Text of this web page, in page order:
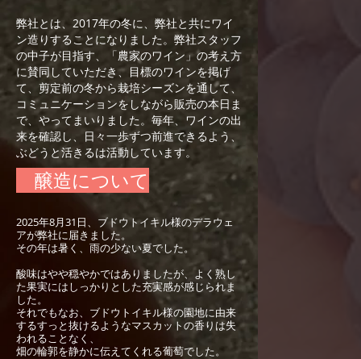
弊社とは、2017年の冬に、弊社と共にワイ
ン造りすることになりました。弊社スタッフ
の中子が目指す、「農家のワイン」の考え方
に賛同していただき、目標のワインを掲げ
て、剪定前の冬から栽培シーズンを通して、
コミュニケーションをしながら販売の本日ま
で、やってまいりました。毎年、ワインの出
来を確認し、日々一歩ずつ前進できるよう、
ぶどうと活きるは活動しています。
醸造について
2025年8月31日、ブドウトイキル様のデラウェ
アが弊社に届きました。
その年は暑く、雨の少ない夏でした。
酸味はやや穏やかではありましたが、よく熟し
た果実にはしっかりとした充実感が感じられま
した。
それでもなお、ブドウトイキル様の園地に由来
するすっと抜けるようなマスカットの香りは失
われることなく、
畑の輪郭を静かに伝えてくれる葡萄でした。